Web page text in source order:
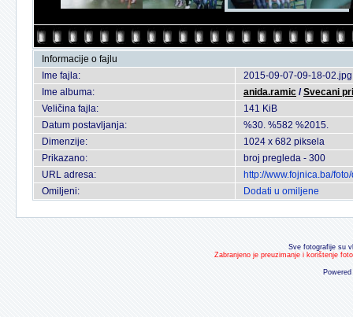
Informacije o fajlu
Ime fajla:
2015-09-07-09-18-02.jpg
Ime albuma:
anida.ramic /Svecani
Veličina fajla:
141 KiB
Datum postavljanja:
%30. %582 %2015.
Dimenzije:
1024 x 682 piksela
Prikazano:
broj pregleda - 300
URL adresa:
http://www.fojnica.ba/
Omiljeni:
Dodati u omiljene
Sve fotografije su
Zabranjeno je preuzimanje i korištenje